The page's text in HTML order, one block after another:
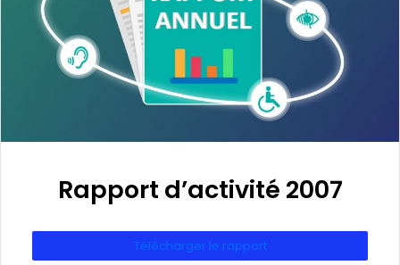
Rapport d’activité 2007
Télécharger le rapport